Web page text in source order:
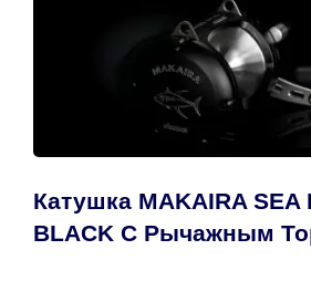
Катушка MAKAIRA SEA
BLACK С Рычажным